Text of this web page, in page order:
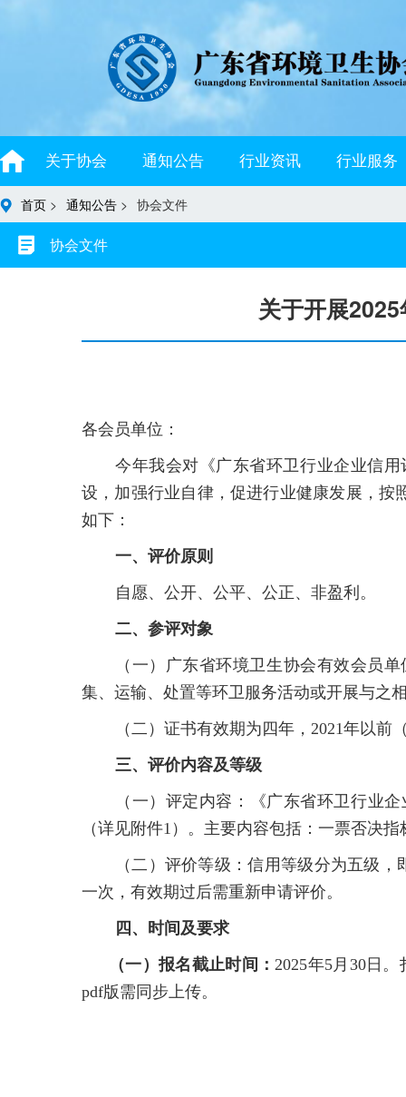
关于协会 通知公告 行业资讯 行业服务
首页 > 通知公告 > 协会文件
协会文件
关于开展
各会员单位：
今年我会对《广东省环卫行业企业信
设，加强行业自律，促进行业健康发展，按
如下：
一、评价原则
自愿、公开、公平、公正、非盈利。
二、参评对象
（一）广东省环境卫生协会有效会员
集、运输、处置等环卫服务活动或开展与之
（二）证书有效期为四年，2021年以
三、评价内容及等级
（一）评定内容：
《广东省环卫行业
（详见附件1）。主要内容包括：一票否决
（二）评价等级：信用等级分为五级
一次，有效期过后需重新申请评价。
四、时间及要求
（一）报名截止时间：2025年5月30日
pdf版需同步上传。